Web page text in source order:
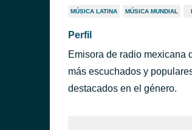
MÚSICA LATINA MÚSICA MUNDIAL
Perfil
Emisora de radio mexicana
más escuchados y
destacados en el género.